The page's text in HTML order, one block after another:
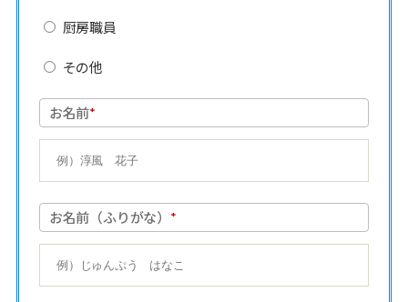
厨房職員
その他
お名前*
お名前（ふりがな） *